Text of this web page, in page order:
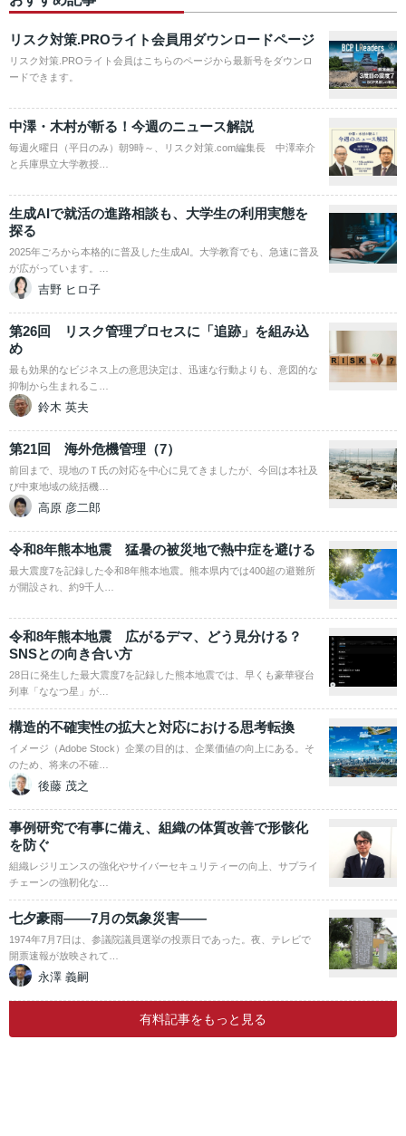
リスク対策.PROライト会員用ダウンロードページ
リスク対策.PROライト会員はこちらのページから最新号をダウンロ
ードできます。
中澤・木村が斬る！今週のニュース解説
毎週火曜日（平日のみ）朝9時～、リスク対策.com編集長 中澤幸介
と兵庫県立大学教授…
生成AIで就活の進路相談も、大学生の利用実態を
探る
2025年ごろから本格的に普及した生成AI。大学教育でも、急速に普及
が広がっています。…
吉野 ヒロ子
第26回 リスク管理プロセスに「追跡」を組み込
め
最も効果的なビジネス上の意思決定は、迅速な行動よりも、意図的な
抑制から生まれるこ…
鈴木 英夫
第21回 海外危機管理（7）
前回まで、現地のＴ氏の対応を中心に見てきましたが、今回は本社及
び中東地域の統括機…
高原 彦二郎
令和8年熊本地震 猛暑の被災地で熱中症を避ける
最大震度7を記録した令和8年熊本地震。熊本県内では400超の避難所
が開設され、約9千人…
令和8年熊本地震 広がるデマ、どう見分ける？
SNSとの向き合い方
28日に発生した最大震度7を記録した熊本地震では、早くも豪華寝台
列車「ななつ星」が…
構造的不確実性の拡大と対応における思考転換
イメージ（Adobe Stock）企業の目的は、企業価値の向上にある。そ
のため、将来の不確…
後藤 茂之
事例研究で有事に備え、組織の体質改善で形骸化
を防ぐ
組織レジリエンスの強化やサイバーセキュリティーの向上、サプライ
チェーンの強靭化な…
七夕豪雨――7月の気象災害――
1974年7月7日は、参議院議員選挙の投票日であった。夜、テレビで
開票速報が放映されて…
永澤 義嗣
有料記事をもっと見る